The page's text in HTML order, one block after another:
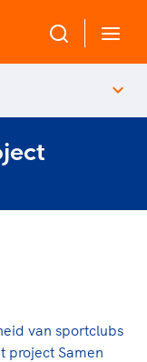
van sportclubs
project Samen